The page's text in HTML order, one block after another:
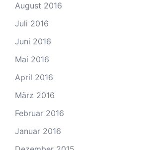
August 2016
Juli 2016
Juni 2016
Mai 2016
April 2016
März 2016
Februar 2016
Januar 2016